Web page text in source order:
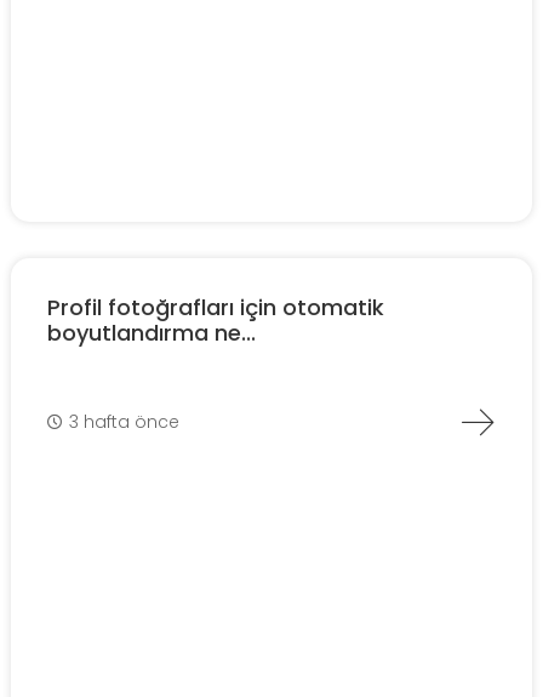
Profil fotoğrafları için otomatik
boyutlandırma ne...
3 hafta önce